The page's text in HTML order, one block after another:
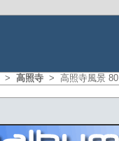
> 高照寺 > 高照寺風景 80